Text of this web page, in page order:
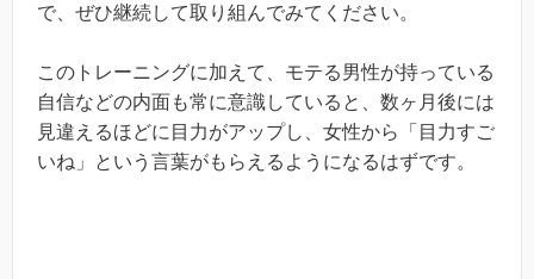
で、ぜひ継続して取り組んでみてください。
このトレーニングに加えて、モテる男性が持っている
自信などの内面も常に意識していると、数ヶ月後には
見違えるほどに目力がアップし、女性から「目力すご
いね」という言葉がもらえるようになるはずです。